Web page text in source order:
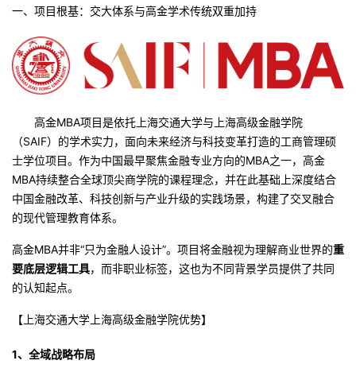
博
客
的
论
坛
我
的
圈
子
我
的
直
播
我
的
活
动
我
的
关
注
我
的
开
发
者
学
我
的
Programs
我
的
支
持
一、项目根基：交大体系与高金学术传统双重加持
高金MBA项目是依托上海交通大学与上海高级金融学院
（SAIF）的学术实力，面向未来经济与科技变革打造的工商管理硕
士学位项目。作为中国最早聚焦金融专业方向的MBA之一，高金
MBA持续整合全球顶尖商学院的课程理念，并在此基础上深度结合
中国金融改革、科技创新与产业升级的实践场景，构建了交叉融合
的现代管理教育体系。
高金MBA并非“只为金融人设计”。项目将金融视为理解商业世界的重
要底层逻辑工具，而非职业标签，这也为不同背景学员提供了共同
的认知起点。
【 上海交通大学上海高级金融学院优势】
1、全域战略布局